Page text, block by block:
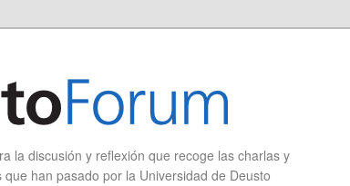
la discusión y reflexión que recoge las charlas y
han pasado por la Universidad de Deusto